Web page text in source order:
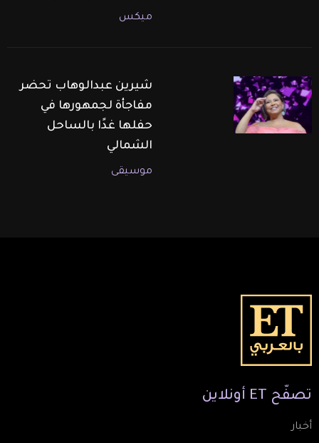
ميكس
شيرين عبدالوهاب تحضر
مفاجأة لجمهورها في
حفلها غدًا بالساحل
الشمالي
موسيقى
تصفّح ET أونلاين
أخبار